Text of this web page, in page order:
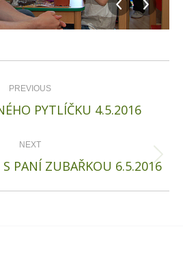
PREVIOUS
Previous
PYTLÍČKU 4.5.2016
NEXT
Next
S PANÍ ZUBAŘKOU 6.5.2016